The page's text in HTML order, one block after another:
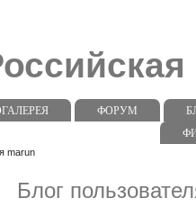
ФОРУМ
marun
Блог